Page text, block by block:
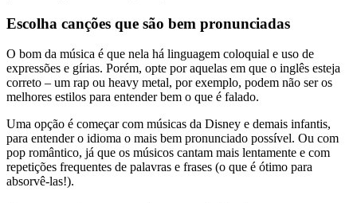
Escolha canções que são bem pronunciadas
O bom da música é que nela há linguagem coloquial e uso de
expressões e gírias. Porém, opte por aquelas em que o inglês esteja
correto – um rap ou heavy metal, por exemplo, podem não ser os
melhores estilos para entender bem o que é falado.
Uma opção é começar com músicas da Disney e demais infantis,
para entender o idioma o mais bem pronunciado possível. Ou com
pop romântico, já que os músicos cantam mais lentamente e com
repetições frequentes de palavras e frases (o que é ótimo para
absorvê-las!).